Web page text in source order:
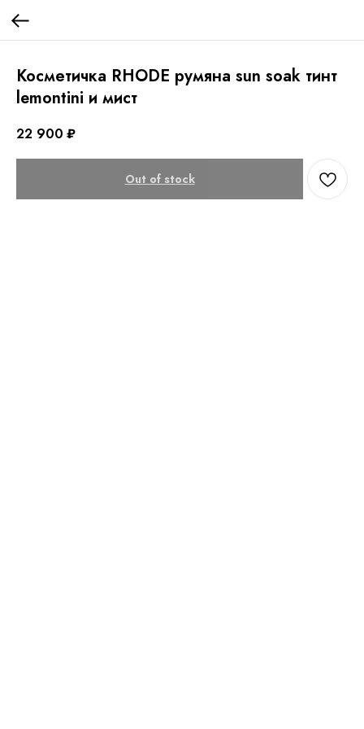
Косметичка RHODE румяна sun soak тинт
lemontini и мист
22 900 ₽
Out of stock